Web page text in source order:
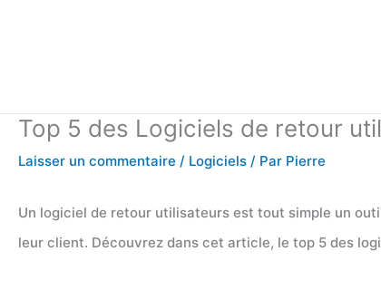
Top 5 des Logiciels de retour
Laisser un commentaire / Logiciels / Par Pierre
Un logiciel de retour utilisateurs est tout simple un
leur client. Découvrez dans cet article, le top 5 des